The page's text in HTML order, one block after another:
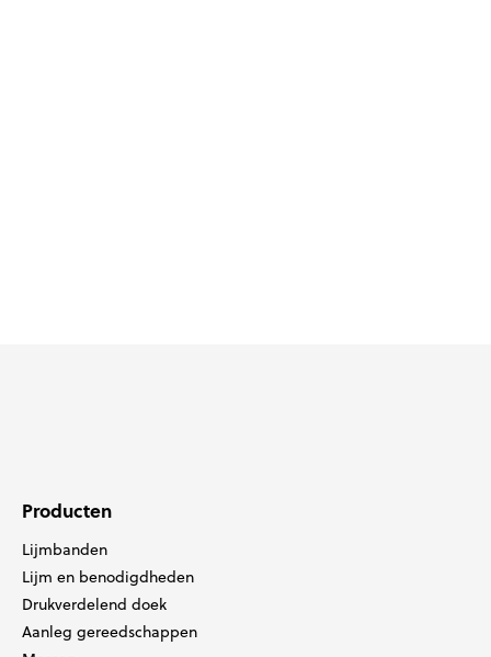
Producten
Lijmbanden
Lijm en benodigdheden
Drukverdelend doek
Aanleg gereedschappen